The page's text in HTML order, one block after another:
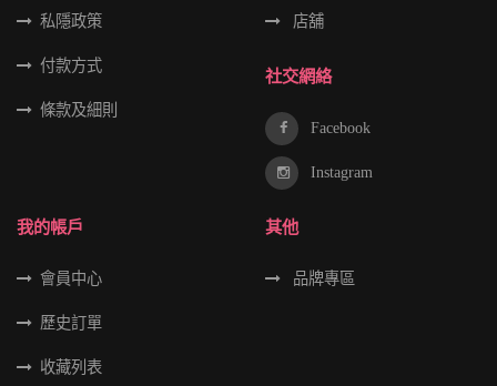
私隱政策
付款方式
條款及細則
店舖
社交網絡
Facebook
Instagram
我的帳戶
會員中心
歷史訂單
收藏列表
其他
品牌專區